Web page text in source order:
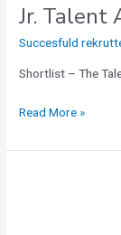
Jr. Talent
Succesfuld
Shortlist – The
Read More »